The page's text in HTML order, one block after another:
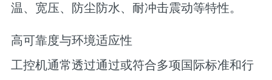
温、宽压、防尘防水、耐冲击震动等特性。
高可靠度与环境适应性
工控机通常透过通过或符合多项国际标准和行